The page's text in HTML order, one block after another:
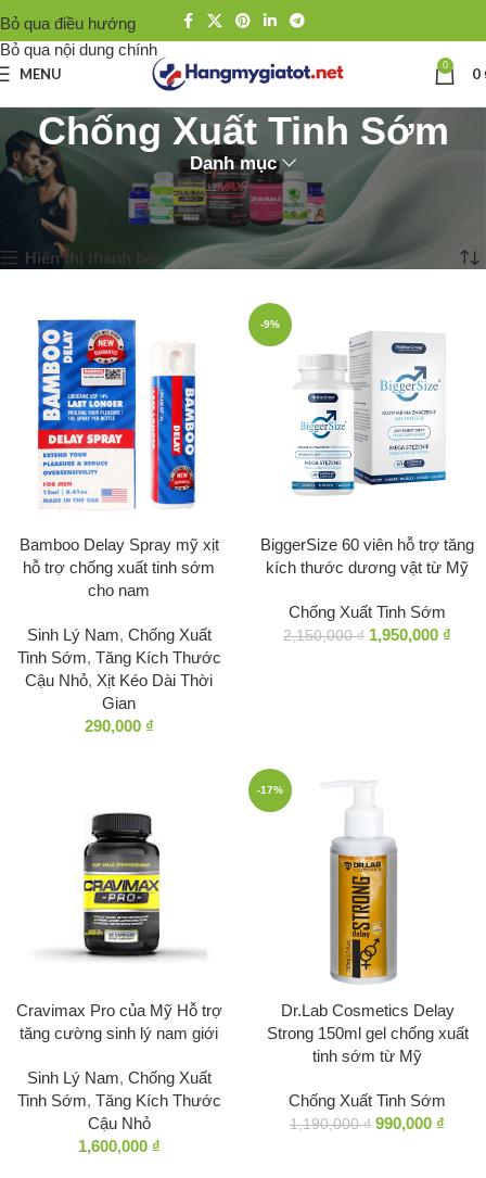
Bỏ qua điều hướng
Bỏ qua nội dung chính
MENU 0 0
Chống Xuất Tinh Sớm
Danh mục
Trang chủ Sinh Lý Nam Chống Xuất Tinh Sớm
Hiển thị 1–12 của 31 kết quả
Hiển thị thanh bên
Bamboo Delay Spray mỹ xịt
hỗ trợ chống xuất tinh sớm
cho nam
Sinh Lý Nam, Chống Xuất
Tinh Sớm, Tăng Kích Thước
Cậu Nhỏ, Xịt Kéo Dài Thời
Gian
290,000 ₫
-9%
BiggerSize 60 viên hỗ trợ tăng
kích thước dương vật từ Mỹ
Chống Xuất Tinh Sớm
2,150,000₫ 1,950,000 ₫
Cravimax Pro của Mỹ Hỗ trợ
tăng cường sinh lý nam giới
Sinh Lý Nam, Chống Xuất
Tinh Sớm, Tăng Kích Thước
Cậu Nhỏ
1,600,000 ₫
-17%
Dr.Lab Cosmetics Delay
Strong 150ml gel chống xuất
tinh sớm từ Mỹ
Chống Xuất Tinh Sớm
1,190,000₫ 990,000 ₫